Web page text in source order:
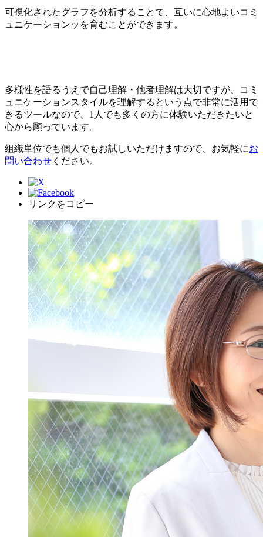
可視化されたグラフを分析することで、互いに心地よいコミ
ュニケーションッを育むことができます。
多様性を語るうえで自己理解・他者理解は大切ですが、コミ
ュニケーションスタイルを理解するという点で非常に活用で
きるツールなので、1人でも多くの方に体験いただきたいと
心から願っています。
組織単位でも個人でもお試しいただけますので、お気軽にお
問い合わせ ください。
リンクをコピー